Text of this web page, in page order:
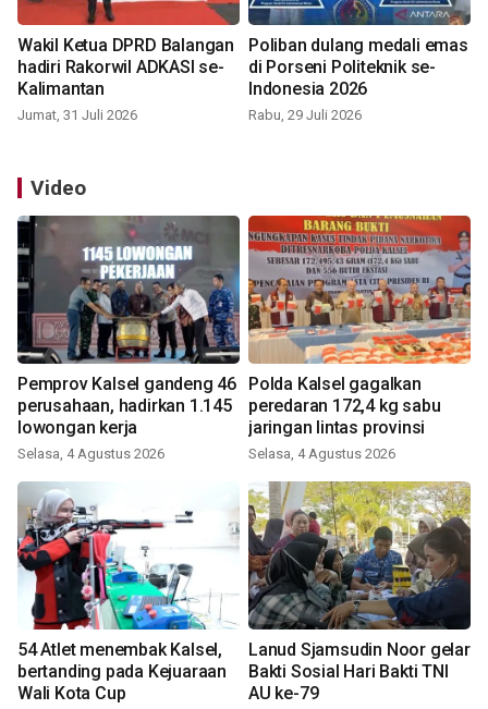
Wakil Ketua DPRD Balangan
hadiri Rakorwil ADKASI se-
Kalimantan
Jumat, 31 Juli 2026
Poliban dulang medali emas
di Porseni Politeknik se-
Indonesia 2026
Rabu, 29 Juli 2026
Video
Pemprov Kalsel gandeng 46
perusahaan, hadirkan 1.145
lowongan kerja
Selasa, 4 Agustus 2026
Polda Kalsel gagalkan
peredaran 172,4 kg sabu
jaringan lintas provinsi
Selasa, 4 Agustus 2026
54 Atlet menembak Kalsel,
bertanding pada Kejuaraan
Wali Kota Cup
Lanud Sjamsudin Noor gelar
Bakti Sosial Hari Bakti TNI
AU ke-79